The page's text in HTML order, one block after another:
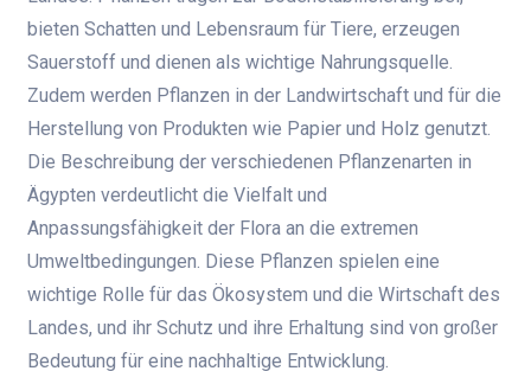
bieten Schatten und Lebensraum für Tiere, erzeugen
Sauerstoff und dienen als wichtige Nahrungsquelle.
Zudem werden Pflanzen in der Landwirtschaft und für die
Herstellung von Produkten wie Papier und Holz genutzt.
Die Beschreibung der verschiedenen Pflanzenarten in
Ägypten verdeutlicht die Vielfalt und
Anpassungsfähigkeit der Flora an die extremen
Umweltbedingungen. Diese Pflanzen spielen eine
wichtige Rolle für das Ökosystem und die Wirtschaft des
Landes, und ihr Schutz und ihre Erhaltung sind von großer
Bedeutung für eine nachhaltige Entwicklung.